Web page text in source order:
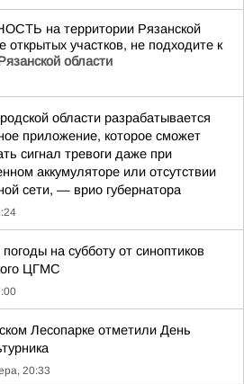
на территории Рязанской
открытых участков, не подходите к
области
области разрабатывается
приложение, которое сможет
сигнал тревоги даже при
аккумуляторе или отсутствии
сети, — врио губернатора
погоды на субботу от синоптиков
ЦГМС
Лесопарке отметили День
20:33